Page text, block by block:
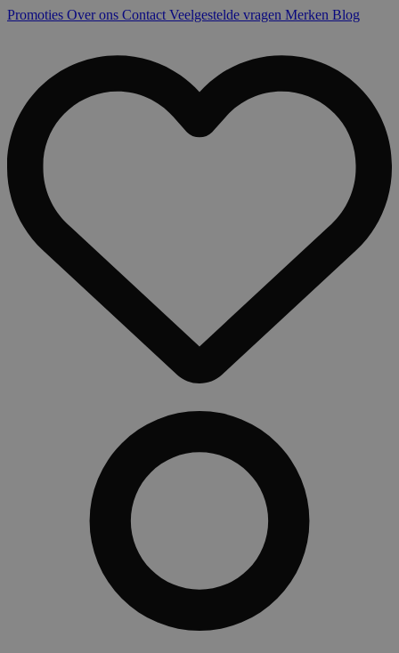
Promoties Over ons Contact Veelgestelde vragen Merken Blog